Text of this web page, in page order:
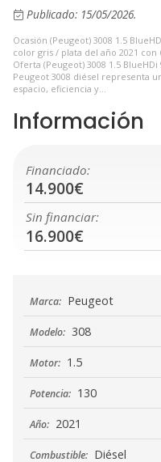
Publicado: 15/05/2026.
Ocasión (Peugeot) 3008 1.5
color gris / plata del año 2021 con
Oferta (Peugeot) 3008 1.5 BlueHDi
Peugeot 3008 diésel representa
espacio, eficiencia y...
Información
Financiado:
14.900€
Sin financiar:
16.900€
Marca: Peugeot
Modelo: 308
Motor: 1.5
Potencia: 130
Año: 2021
Combustible: Diésel